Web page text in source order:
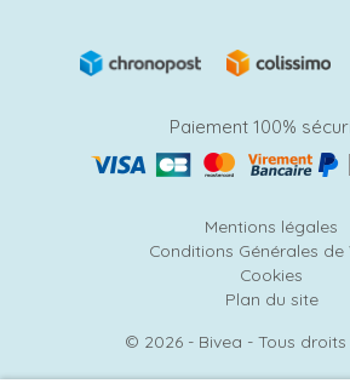
Paiement 100%
Mentions légales
Conditions Générales de
Cookies
Plan du site
© 2026 - Bivea - Tous droits